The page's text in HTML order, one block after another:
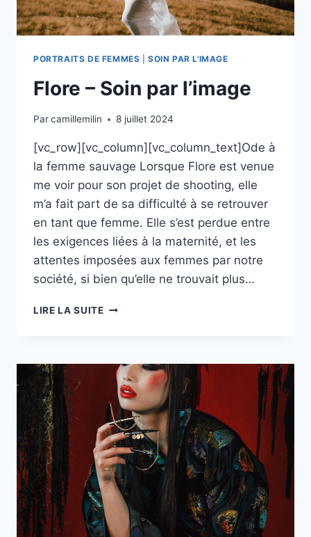
PORTRAITS DE FEMMES |SOIN PAR L'IMAGE
Flore – Soin par l’image
Parcamillemilin 8 juillet 2024
[vc_row][vc_column][vc_column_text]Ode à
la femme sauvage Lorsque Flore est venue
me voir pour son projet de shooting, elle
m’a fait part de sa difficulté à se retrouver
en tant que femme. Elle s’est perdue entre
les exigences liées à la maternité, et les
attentes imposées aux femmes par notre
société, si bien qu’elle ne trouvait plus…
LIRE LA SUITEFLORE
L’IMAGE